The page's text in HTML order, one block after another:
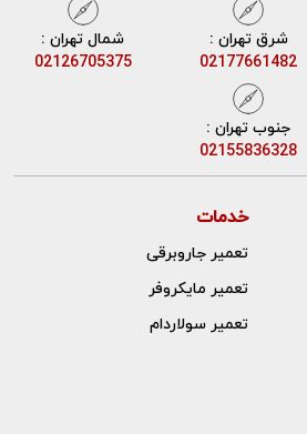
شرق تهران :
02177661482
شمال تهران :
02126705375
جنوب تهران :
02155836328
خدمات
تعمیر جاروبرقی
تعمیر مایکروفر
تعمیر سولاردام